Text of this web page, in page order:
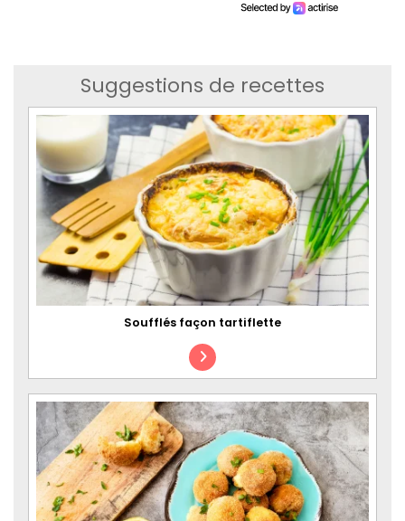
Suggestions de recettes
Soufflés façon tartiflette